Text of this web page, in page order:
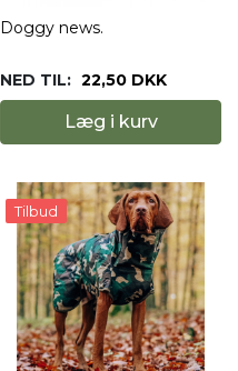
Doggy news.
NED TIL: 22,50 DKK
Læg i kurv
Tilbud